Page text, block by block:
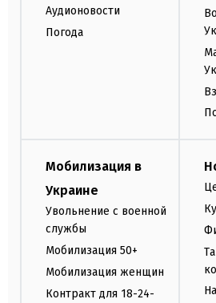
Аудионовости
Погода
Мобилизация в
Украине
Увольнение с военной
службы
Мобилизация 50+
Мобилизация женщин
Контракт для 18-24-